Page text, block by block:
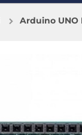
Arduino UNO